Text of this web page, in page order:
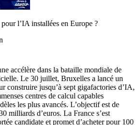
l’IA installées en Europe ?
accélère dans la bataille mondiale de
Le 30 juillet, Bruxelles a lancé un
construire jusqu’à sept gigafactories d’IA,
centres de calcul capables
les plus avancés. L’objectif est de
milliards d’euros. La France s’est
candidate et promet d’acheter pour 100